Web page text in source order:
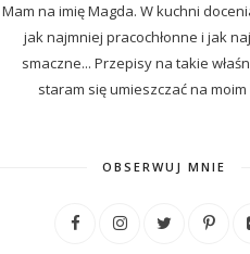
Mam na imię Magda. W kuchni
jak najmniej pracochłonne i jak
smaczne... Przepisynatakie
staram się umieszczać na moim
OBSERWUJ MNIE